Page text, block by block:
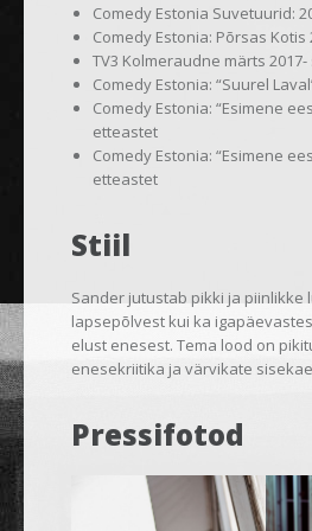
Comedy Estonia Suvetuurid:
Comedy Estonia: Põrsas Kotis
TV3 Kolmeraudne märts
Comedy Estonia: “Suurel
Comedy Estonia: “Esimene
etteastet
Comedy Estonia: “Esimene
etteastet
Stiil
Sander jutustab pikki ja piinlikke
lapsepõlvest kui ka
elust enesest. Tema lood on
enesekriitika ja värvikate
Pressifotod